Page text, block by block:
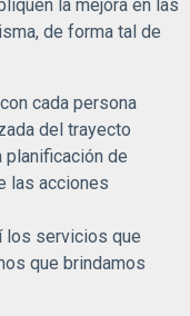
la mejora en las
de forma tal de
cada persona
del trayecto
planificación de
las acciones
los servicios que
que brindamos